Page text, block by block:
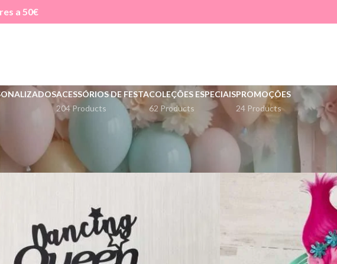
a 50€
ACESSÓRIOS DE FESTA
204 Products
COLEÇÕES ESPECIAIS
62 Products
PROMOÇÕES
24 Products
9 24